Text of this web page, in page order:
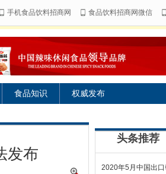
手机食品饮料招商网 食品饮料招商网微信
食品知识 权威发布
发布
头条推荐
2020年5月中国出